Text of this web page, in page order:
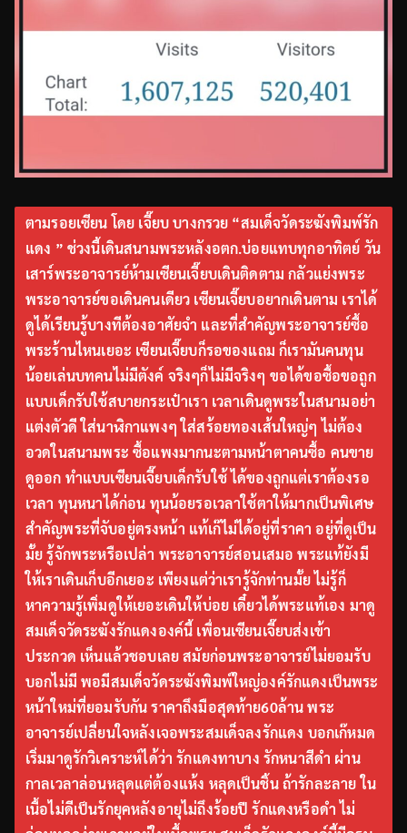
ตามรอยเซียน โดย เจี๊ยบ บางกรวย “สมเด็จวัดระฆังพิมพ์รัก
แดง ” ช่วงนี้เดินสนามพระหลังอตก.บ่อยแทบทุกอาทิตย์ วัน
เสาร์พระอาจารย์ห้ามเซียนเจี๊ยบเดินติดตาม กลัวแย่งพระ
พระอาจารย์ขอเดินคนเดียว เซียนเจี๊ยบอยากเดินตาม เราได้
ดูได้เรียนรู้บางทีต้องอาศัยจำ และที่สำคัญพระอาจารย์ซื้อ
พระร้านไหนเยอะ เซียนเจี๊ยบก็รอของแถม ก็เรามันคนทุน
น้อยเล่นบทคนไม่มีตังค์ จริงๆก็ไม่มีจริงๆ ขอได้ขอซื้อขอถูก
แบบเด็กรับใช้สบายกระเป๋าเรา เวลาเดินดูพระในสนามอย่า
แต่งตัวดี ใส่นาฬิกาแพงๆ ใส่สร้อยทองเส้นใหญ่ๆ ไม่ต้อง
อวดในสนามพระ ซื้อแพงมากนะตามหน้าตาคนซื้อ คนขาย
ดูออก ทำแบบเซียนเจี๊ยบเด็กรับใช้ ได้ของถูกแต่เราต้องรอ
เวลา ทุนหนาได้ก่อน ทุนน้อยรอเวลาใช้ตาให้มากเป็นพิเศษ
สำคัญพระที่จับอยู่ตรงหน้า แท้เก๊ไม่ได้อยู่ที่ราคา อยู่ที่ดูเป็น
มั้ย รู้จักพระหรือเปล่า พระอาจารย์สอนเสมอ พระแท้ยังมี
ให้เราเดินเก็บอีกเยอะ เพียงแต่ว่าเรารู้จักท่านมั้ย ไม่รู้ก็
หาความรู้เพิ่มดูให้เยอะเดินให้บ่อย เดี๋ยวได้พระแท้เอง มาดู
สมเด็จวัดระฆังรักแดงองค์นี้ เพื่อนเซียนเจี๊ยบส่งเข้า
ประกวด เห็นแล้วชอบเลย สมัยก่อนพระอาจารย์ไม่ยอมรับ
บอกไม่มี พอมีสมเด็จวัดระฆังพิมพ์ใหญ่องค์รักแดงเป็นพระ
หน้าใหม่ที่ยอมรับกัน ราคาถึงมือสุดท้าย60ล้าน พระ
อาจารย์เปลี่ยนใจหลังเจอพระสมเด็จลงรักแดง บอกเก๊หมด
เริ่มมาดูรักวิเคราะห์ได้ว่า รักแดงทาบาง รักหนาสีดำ ผ่าน
กาลเวลาล่อนหลุดแต่ต้องแห้ง หลุดเป็นชิ้น ถ้ารักละลาย ใน
เนื้อไม่ดีเป็นรักยุคหลังอายุไม่ถึงร้อยปี รักแดงหรือดำ ไม่